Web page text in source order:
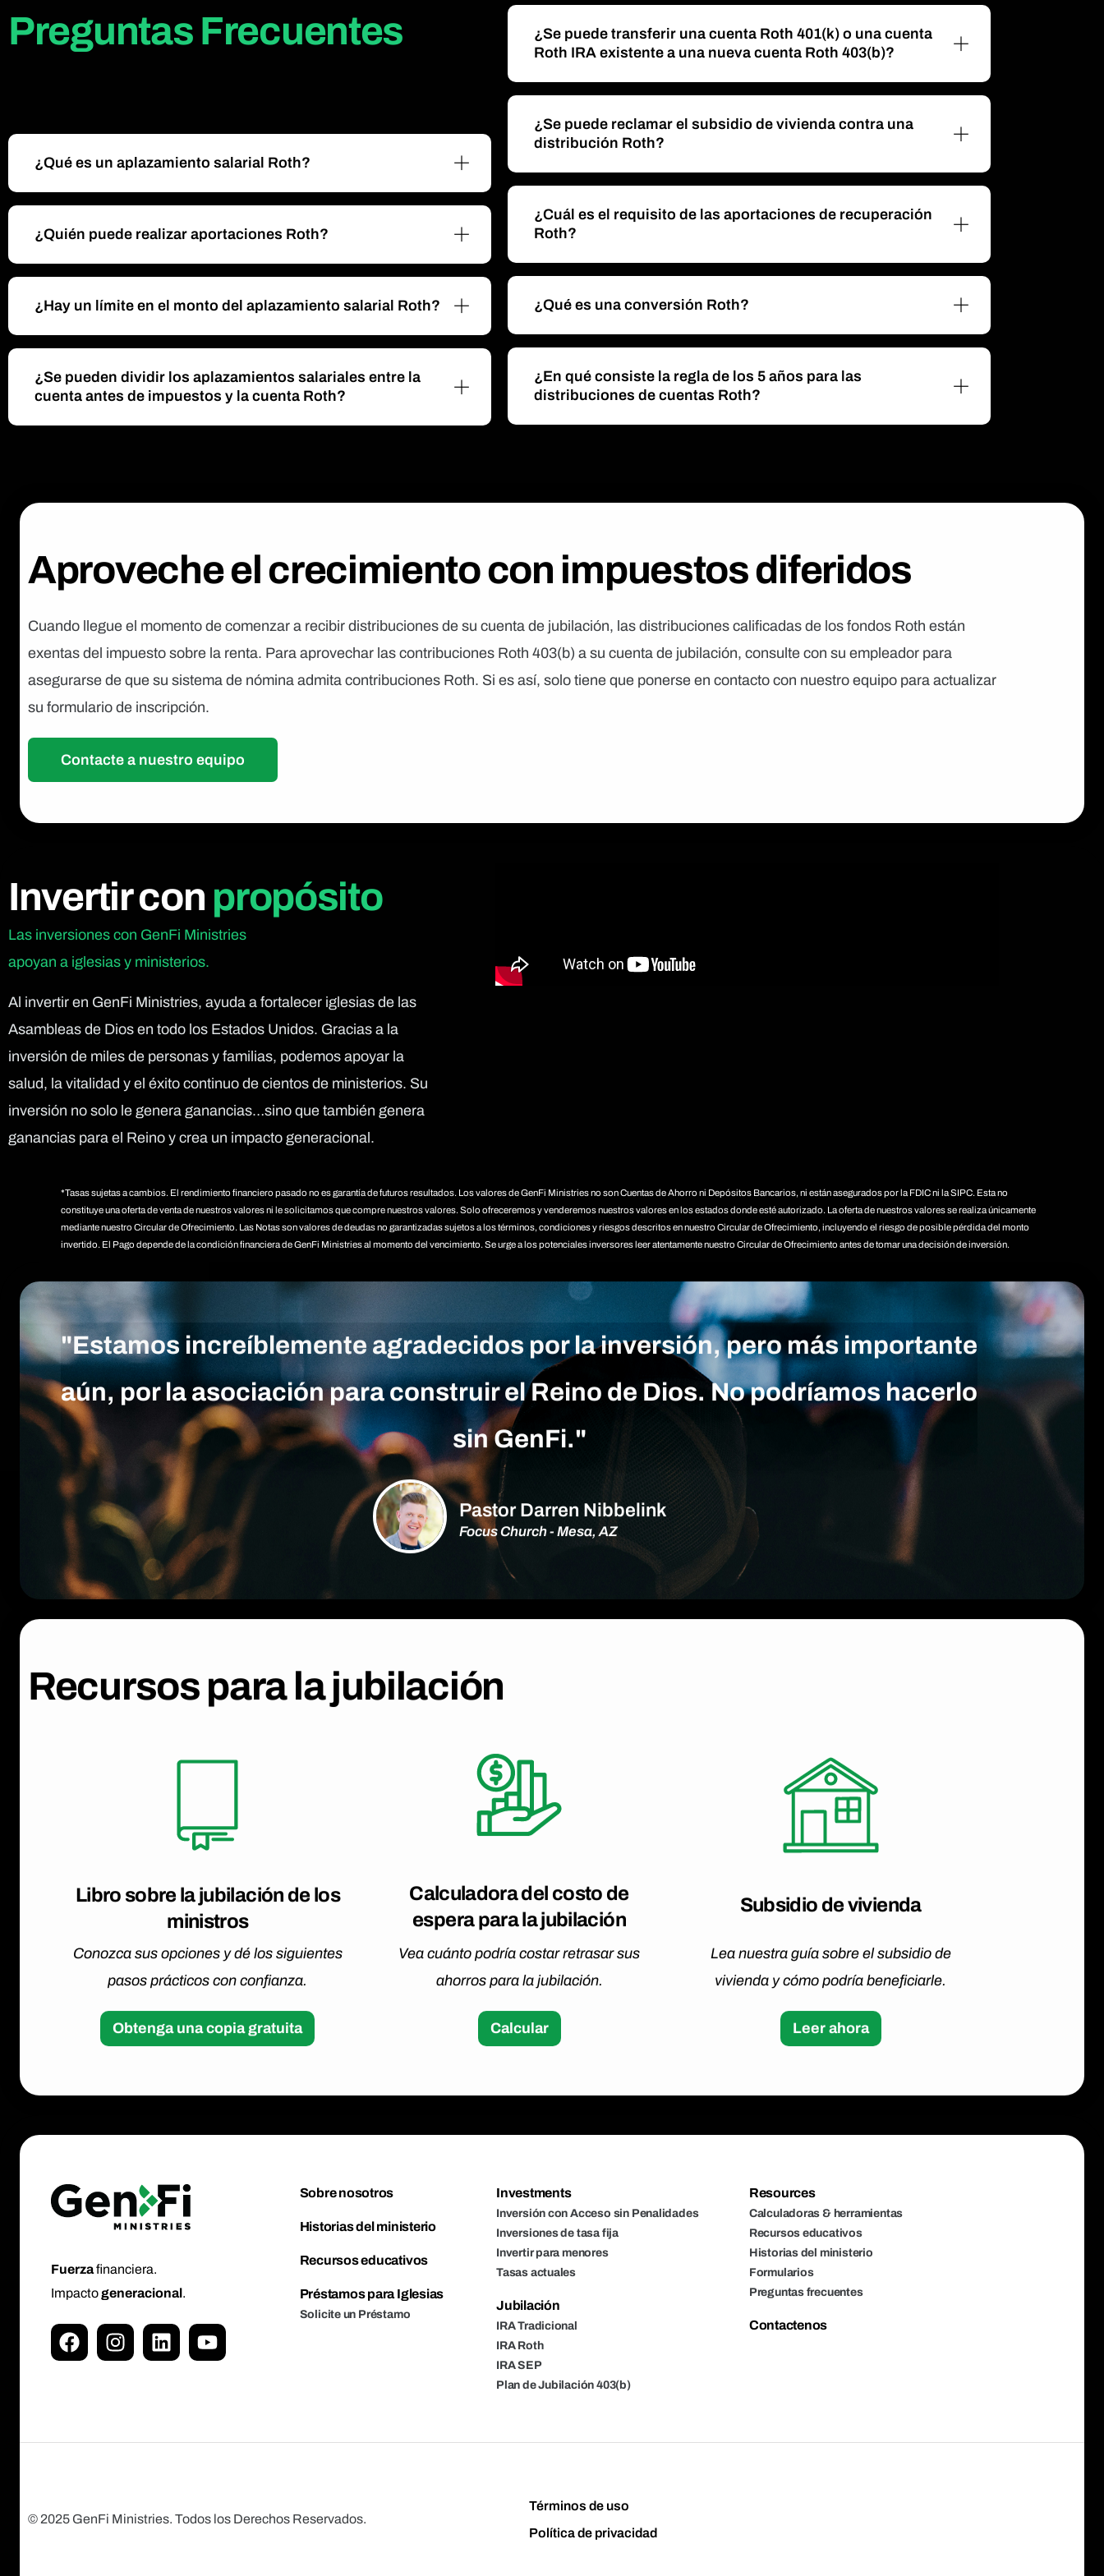
Tasas Actuales
Abrir una IRA
Preguntas Frecuentes
¿Qué es un aplazamiento salarial Roth?
¿Quién puede realizar aportaciones Roth?
¿Hay un límite en el monto del aplazamiento salarial Roth?
¿Se pueden dividir los aplazamientos salariales entre la
cuenta antes de impuestos y la cuenta Roth?
¿Se puede transferir una cuenta Roth 401(k) o una cuenta
Roth IRA existente a una nueva cuenta Roth 403(b)?
¿Se puede reclamar el subsidio de vivienda contra una
distribución Roth?
¿Cuál es el requisito de las aportaciones de recuperación
Roth?
¿Qué es una conversión Roth?
¿En qué consiste la regla de los 5 años para las
distribuciones de cuentas Roth?
Aproveche el crecimiento con impuestos diferidos
Cuando llegue el momento de comenzar a recibir distribuciones de su cuenta de jubilación, las distribuciones calificadas de los fondos Roth están
exentas del impuesto sobre la renta. Para aprovechar las contribuciones Roth 403(b) a su cuenta de jubilación, consulte con su empleador para
asegurarse de que su sistema de nómina admita contribuciones Roth. Si es así, solo tiene que ponerse en contacto con nuestro equipo para actualizar
su formulario de inscripción.
Contacte a nuestro equipo
Invertir con propósito
Las inversiones con GenFi Ministries
apoyan a iglesias y ministerios.
Al invertir en GenFi Ministries, ayuda a fortalecer iglesias de las
Asambleas de Dios en todo los Estados Unidos. Gracias a la
inversión de miles de personas y familias, podemos apoyar la
salud, la vitalidad y el éxito continuo de cientos de ministerios. Su
inversión no solo le genera ganancias…sino que también genera
ganancias para el Reino y crea un impacto generacional.
*Tasas sujetas a cambios. El rendimiento financiero pasado no es garantía de futuros resultados. Los valores de GenFi Ministries no son Cuentas de Ahorro ni Depósitos Bancarios, ni están asegurados por la FDIC ni la SIPC. Esta no
constituye una oferta de venta de nuestros valores ni le solicitamos que compre nuestros valores. Solo ofreceremos y venderemos nuestros valores en los estados donde esté autorizado. La oferta de nuestros valores se realiza únicamente
mediante nuestro Circular de Ofrecimiento. Las Notas son valores de deudas no garantizadas sujetos a los términos, condiciones y riesgos descritos en nuestro Circular de Ofrecimiento, incluyendo el riesgo de posible pérdida del monto
invertido. El Pago depende de la condición financiera de GenFi Ministries al momento del vencimiento. Se urge a los potenciales inversores leer atentamente nuestro Circular de Ofrecimiento antes de tomar una decisión de inversión.
"Estamos increíblemente agradecidos por la inversión, pero más importante
aún, por la asociación para construir el Reino de Dios. No podríamos hacerlo
sin GenFi."
Pastor Darren Nibbelink
Focus Church - Mesa, AZ
Recursos para la jubilación
Libro sobre la jubilación de los
ministros
Conozca sus opciones y dé los siguientes
pasos prácticos con confianza.
Obtenga una copia gratuita
Calculadora del costo de
espera para la jubilación
Vea cuánto podría costar retrasar sus
ahorros para la jubilación.
Calcular
Subsidio de vivienda
Lea nuestra guía sobre el subsidio de
vivienda y cómo podría beneficiarle.
Leer ahora
Fuerzafinanciera.
Impactogeneracional.
Sobre nosotros
Historias del ministerio
Recursos educativos
Préstamos para Iglesias
Solicite un Préstamo
Investments
Inversión con Acceso sin Penalidades
Inversiones de tasa fija
Invertir para menores
Tasas actuales
Jubilación
IRA Tradicional
IRA Roth
IRA SEP
Plan de Jubilación 403(b)
Resources
Calculadoras & herramientas
Recursos educativos
Historias del ministerio
Formularios
Preguntas frecuentes
Contactenos
© 2025 GenFi Ministries. Todos los Derechos Reservados.
Términos de uso
Política de privacidad